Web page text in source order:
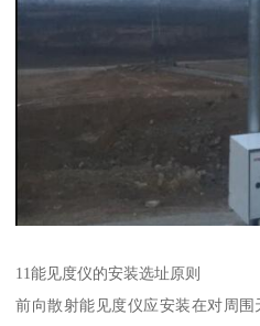
11能见度仪的安装选址原则
前向散射能见度仪应安装在对周